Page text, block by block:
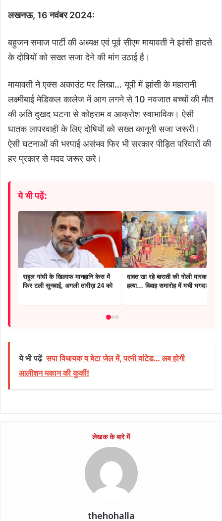
लखनऊ, 16 नवंबर 2024:
बहुजन समाज पार्टी की अध्यक्ष एवं पूर्व सीएम मायावती ने झांसी हादसे
के दोषियों को सख्त सजा देने की मांग उठाई है।
मायावती ने एक्स अकाउंट पर लिखा… यूपी में झांसी के महारानी
लक्ष्मीबाई मेडिकल कालेज में आग लगने से 10 नवजात बच्चों की मौत
की अति दुखद घटना से कोहराम व आक्रोश स्वाभाविक। ऐसी
घातक लापरवाही के लिए दोषियों को सख्त कानूनी सजा जरूरी।
ऐसी घटनाओं की भरपाई असंभव फिर भी सरकार पीड़ित परिवारों की
हर प्रकार से मदद जरूर करे।
ये भी पढ़ें:
राहुल गांधी के खिलाफ मानहानि केस में
फिर टली सुनवाई, अगली तारीख़ 24 को
दावत खा रहे बाराती की गोली मारकर
हत्या… विवाह समारोह में मची भगदड़
ये भी पढ़ें सपा विधायक व बेटा जेल में, पत्नी वांटेड… अब होगी
आलीशन मकान की कुर्की!
thehohalla